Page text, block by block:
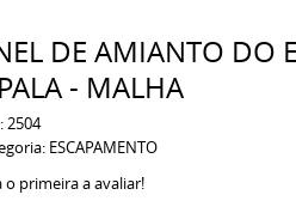
DE AMIANTO DO
- MALHA
2504
ESCAPAMENTO
o primeira a avaliar!